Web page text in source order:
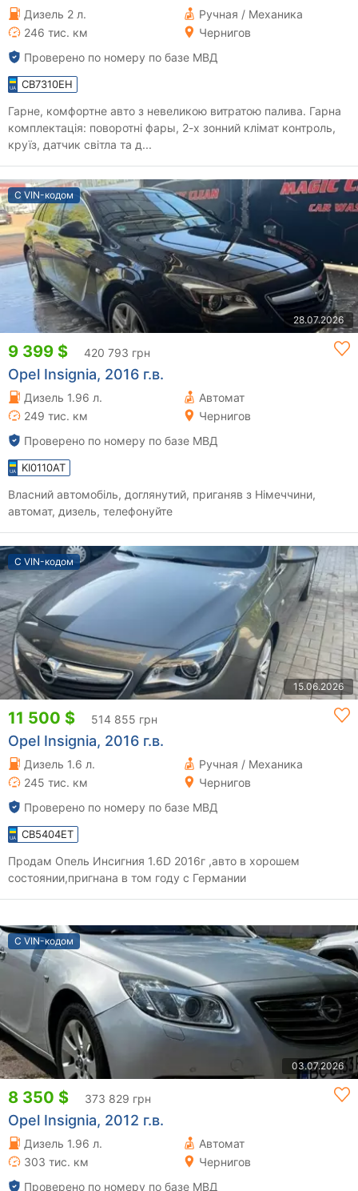
Дизель 2 л.
Ручная / Механика
246 тис. км
Чернигов
Проверено по номеру по базе МВД
CB7310EH
Гарне, комфортне авто з невеликою витратою палива. Гарна
комплектація: поворотні фары, 2-х зонний клімат контроль,
круїз, датчик світла та д...
С VIN-кодом
28.07.2026
9 399 $ 420 793 грн
Opel Insignia, 2016 г.в.
Дизель 1.96 л.
Автомат
249 тис. км
Чернигов
Проверено по номеру по базе МВД
KI0110AT
Власний автомобіль, доглянутий, приганяв з Німеччини,
автомат, дизель, телефонуйте
С VIN-кодом
15.06.2026
11 500 $ 514 855 грн
Opel Insignia, 2016 г.в.
Дизель 1.6 л.
Ручная / Механика
245 тис. км
Чернигов
Проверено по номеру по базе МВД
CB5404ET
Продам Опель Инсигния 1.6D 2016г ,авто в хорошем
состоянии,пригнана в том году с Германии
С VIN-кодом
03.07.2026
8 350 $ 373 829 грн
Opel Insignia, 2012 г.в.
Дизель 1.96 л.
Автомат
303 тис. км
Чернигов
Проверено по номеру по базе МВД